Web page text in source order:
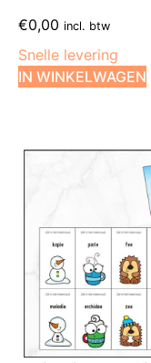
€0,00 incl. btw
Snelle levering
IN WINKELWAGEN